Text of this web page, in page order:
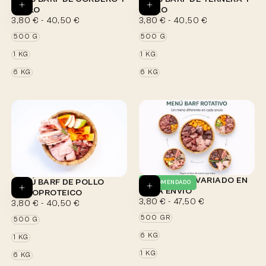
Elegir
Opciones
POLLO
PRECIO
MÍNIMO
3,80 € - PRECIO
40,50 €
500 G
1 KG
6 KG
Elegir
Opciones
POLLO
PRECIO
MÍNIMO
3,80 € - PRECIO
40,50 €
500 G
1 KG
6 KG
Elegir
Opciones
MENÚ BARF DE POLLO
MONOPROTEICO
PRECIO
MÍNIMO
3,80 € - PRECIO
40,50 €
500 G
1 KG
6 KG
Elegir
Opciones
MENÚ BARF - VARIADO EN
CADA ENVÍO
RECOMENDADO
PRECIO
MÍNIMO
3,80 € - PRECIO
47,50 €
500 GR
6 KG
1 KG